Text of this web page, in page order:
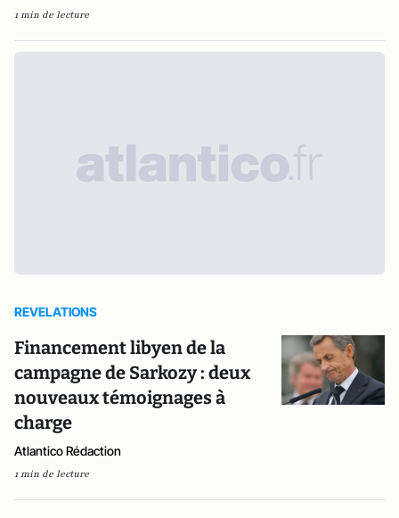
1 min de lecture
REVELATIONS
Financement libyen de la
campagne de Sarkozy : deux
nouveaux témoignages à
charge
Atlantico Rédaction
1 min de lecture